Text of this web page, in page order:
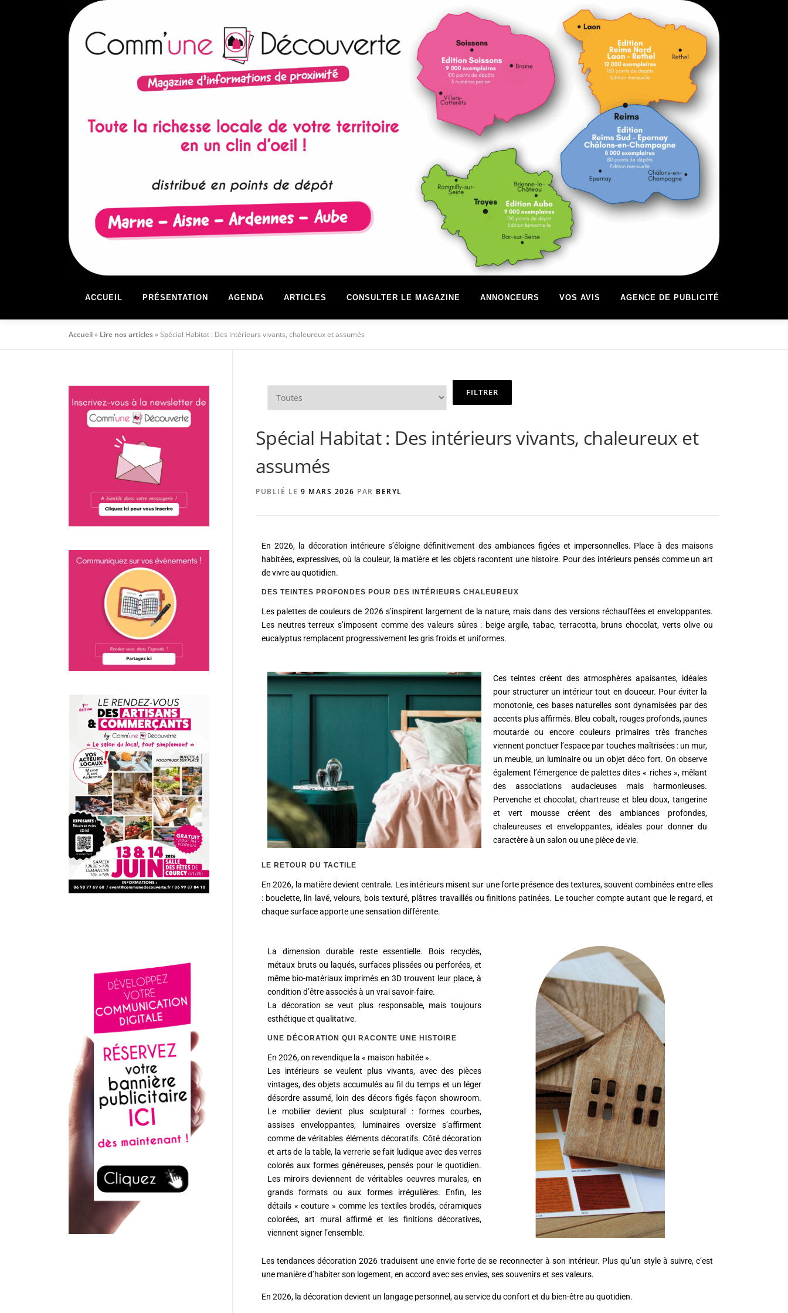
ACCUEIL PRÉSENTATION AGENDA ARTICLES CONSULTER LE MAGAZINE ANNONCEURS VOS AVIS AGENCE DE PUBLICITÉ
Accueil» Lire nos articles»Spécial Habitat : Des intérieurs vivants, chaleureux et assumés
Spécial Habitat : Des intérieurs vivants, chaleureux et
assumés
PUBLIÉ LE 9 MARS 2026 PAR BERYL
En 2026, la décoration intérieure s’éloigne définitivement des ambiances figées et impersonnelles. Place à des maisons
habitées, expressives, où la couleur, la matière et les objets racontent une histoire. Pour des intérieurs pensés comme un art
de vivre au quotidien.
DES TEINTES PROFONDES POUR DES INTÉRIEURS CHALEUREUX
Les palettes de couleurs de 2026 s’inspirent largement de la nature, mais dans des versions réchauffées et enveloppantes.
Les neutres terreux s’imposent comme des valeurs sûres : beige argile, tabac, terracotta, bruns chocolat, verts olive ou
eucalyptus remplacent progressivement les gris froids et uniformes.
Ces teintes créent des atmosphères apaisantes, idéales
pour structurer un intérieur tout en douceur. Pour éviter la
monotonie, ces bases naturelles sont dynamisées par des
accents plus affirmés. Bleu cobalt, rouges profonds, jaunes
moutarde ou encore couleurs primaires très franches
viennent ponctuer l’espace par touches maîtrisées : un mur,
un meuble, un luminaire ou un objet déco fort. On observe
également l’émergence de palettes dites « riches », mêlant
des associations audacieuses mais harmonieuses.
Pervenche et chocolat, chartreuse et bleu doux, tangerine
et vert mousse créent des ambiances profondes,
chaleureuses et enveloppantes, idéales pour donner du
caractère à un salon ou une pièce de vie.
LE RETOUR DU TACTILE
En 2026, la matière devient centrale. Les intérieurs misent sur une forte présence des textures, souvent combinées entre elles
: bouclette, lin lavé, velours, bois texturé, plâtres travaillés ou finitions patinées. Le toucher compte autant que le regard, et
chaque surface apporte une sensation différente.
La dimension durable reste essentielle. Bois recyclés,
métaux bruts ou laqués, surfaces plissées ou perforées, et
même bio-matériaux imprimés en 3D trouvent leur place, à
condition d’être associés à un vrai savoir-faire.
La décoration se veut plus responsable, mais toujours
esthétique et qualitative.
UNE DÉCORATION QUI RACONTE UNE HISTOIRE
En 2026, on revendique la « maison habitée ».
Les intérieurs se veulent plus vivants, avec des pièces
vintages, des objets accumulés au fil du temps et un léger
désordre assumé, loin des décors figés façon showroom.
Le mobilier devient plus sculptural : formes courbes,
assises enveloppantes, luminaires oversize s’affirment
comme de véritables éléments décoratifs. Côté décoration
et arts de la table, la verrerie se fait ludique avec des verres
colorés aux formes généreuses, pensés pour le quotidien.
Les miroirs deviennent de véritables oeuvres murales, en
grands formats ou aux formes irrégulières. Enfin, les
détails « couture » comme les textiles brodés, céramiques
colorées, art mural affirmé et les finitions décoratives,
viennent signer l’ensemble.
Les tendances décoration 2026 traduisent une envie forte de se reconnecter à son intérieur. Plus qu’un style à suivre, c’est
une manière d’habiter son logement, en accord avec ses envies, ses souvenirs et ses valeurs.
En 2026, la décoration devient un langage personnel, au service du confort et du bien-être au quotidien.